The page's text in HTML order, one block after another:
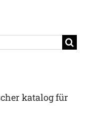
katalog für